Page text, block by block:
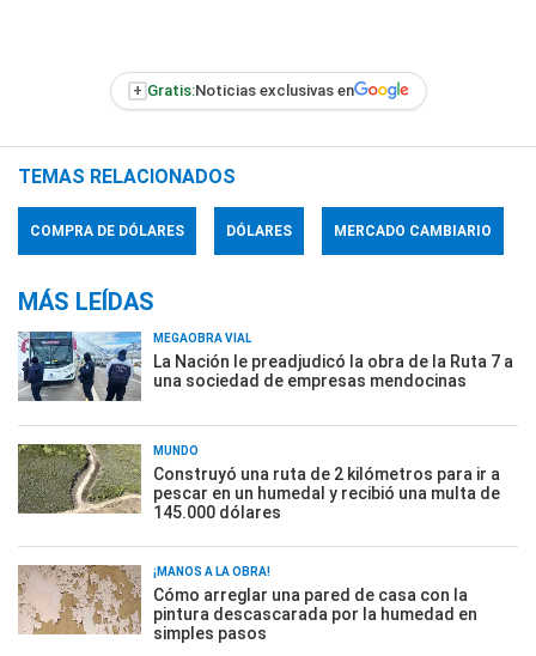
+ Gratis:Noticias exclusivas en
TEMAS RELACIONADOS
COMPRA DE DÓLARES DÓLARES MERCADO CAMBIARIO
MÁS LEÍDAS
MEGAOBRA VIAL
La Nación le preadjudicó la obra de la Ruta 7 a
una sociedad de empresas mendocinas
MUNDO
Construyó una ruta de 2 kilómetros para ir a
pescar en un humedal y recibió una multa de
145.000 dólares
¡MANOS A LA OBRA!
Cómo arreglar una pared de casa con la
pintura descascarada por la humedad en
simples pasos